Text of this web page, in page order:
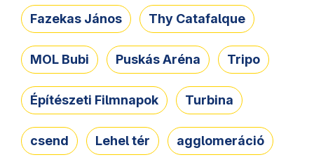
Fazekas János Thy Catafalque
MOL Bubi Puskás Aréna Tripo
Építészeti Filmnapok Turbina
csend Lehel tér agglomeráció